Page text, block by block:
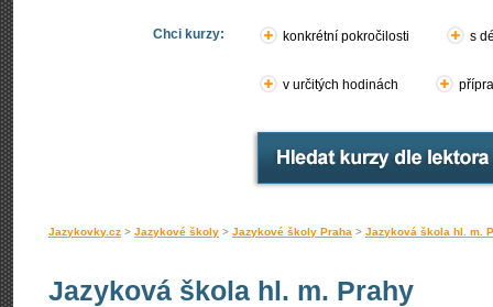
Chci kurzy: konkrétní pokročilosti s
v určitých hodinách
Jazykovky.cz > Jazykové školy > Jazykové školy Praha > Jazyková škola hl. m.
Jazyková škola hl. m. Prahy